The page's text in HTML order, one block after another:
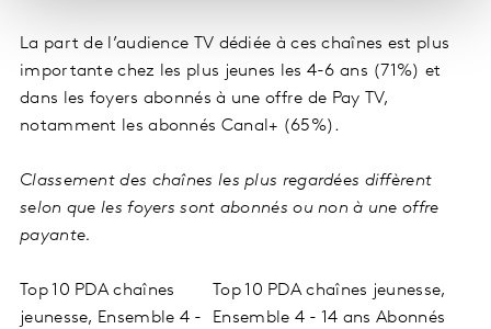
La part de l’audience TV dédiée à ces chaînes est plus
importante chez les plus jeunes les 4-6 ans (71%) et
dans les foyers abonnés à une offre de Pay TV,
notamment les abonnés Canal+ (65%).
Classement des chaînes les plus regardées diffèrent
selon que les foyers sont abonnés ou non à une offre
payante.
Top 10 PDA chaînes
jeunesse, Ensemble 4 -
Top 10 PDA chaînes jeunesse,
Ensemble 4 - 14 ans Abonnés